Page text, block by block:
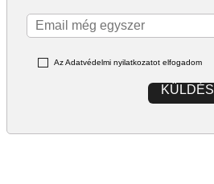
Az Adatvédelmi nyilatkozatot elfogadom
KÜLDÉS